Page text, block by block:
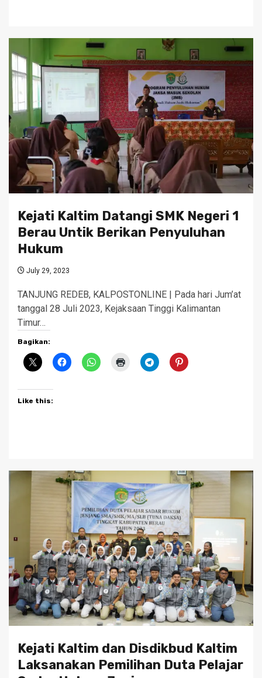
Kejati Kaltim Datangi SMK Negeri 1
Berau Untik Berikan Penyuluhan
Hukum
July 29, 2023
TANJUNG REDEB, KALPOSTONLINE | Pada hari Jum’at
tanggal 28 Juli 2023, Kejaksaan Tinggi Kalimantan
Timur…
Bagikan:
Like this:
Kejati Kaltim dan Disdikbud Kaltim
Laksanakan Pemilihan Duta Pelajar